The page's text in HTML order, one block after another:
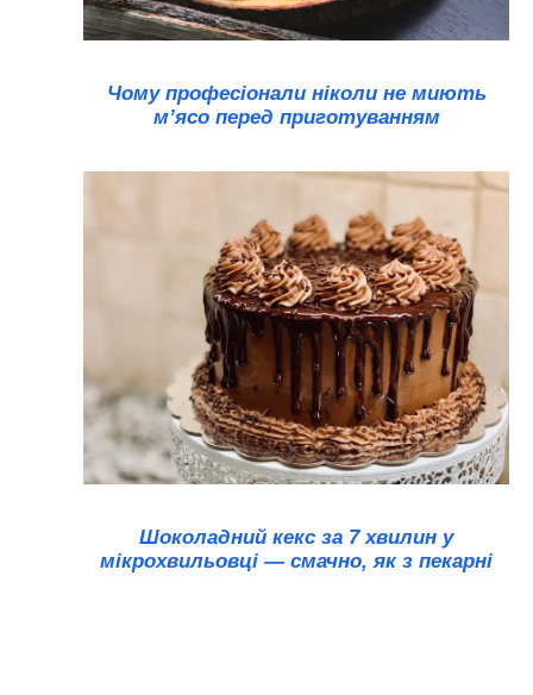
Чому професіонали ніколи не миють
м’ясо перед приготуванням
Шоколадний кекс за 7 хвилин у
мікрохвильовці — смачно, як з пекарні